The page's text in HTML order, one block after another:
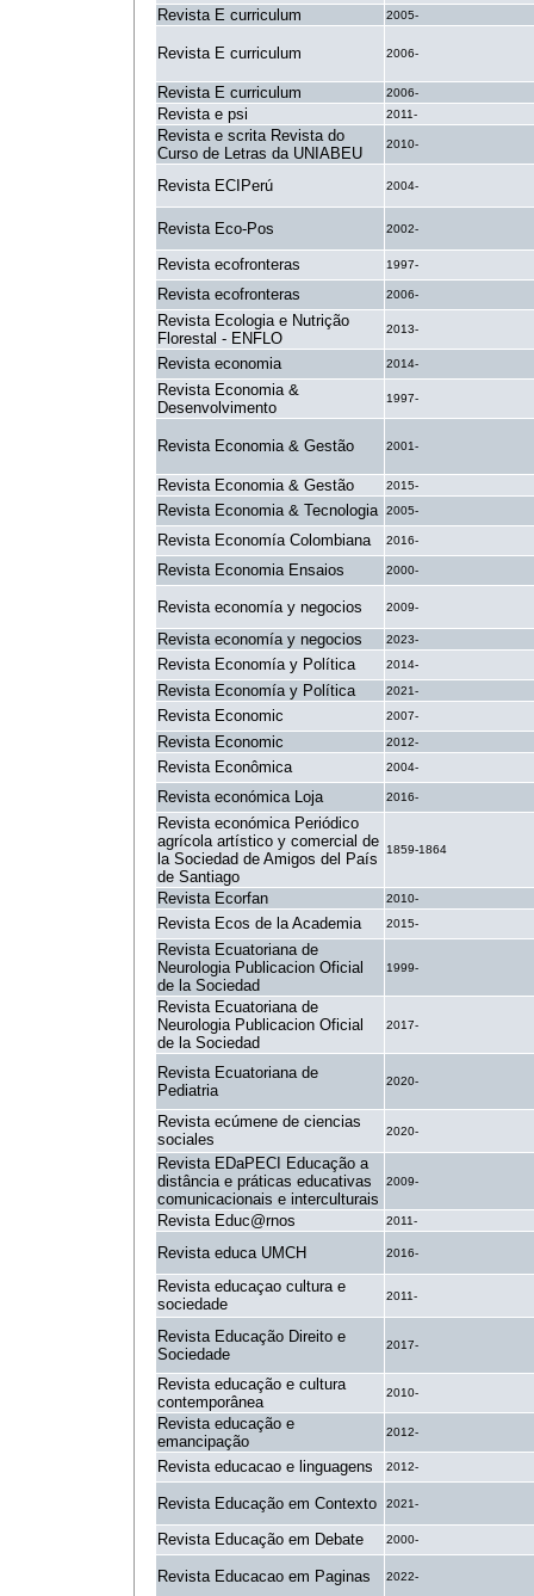
Revista E curriculum 2005-
Revista E curriculum 2006-
Revista E curriculum 2006-
Revista e psi 2011-
Revista e scrita Revista do
Curso de Letras da UNIABEU
2010-
Revista ECIPerú 2004-
Revista Eco-Pos 2002-
Revista ecofronteras 1997-
Revista ecofronteras 2006-
Revista Ecologia e Nutrição
Florestal - ENFLO
2013-
Revista economia 2014-
Revista Economia &
Desenvolvimento
1997-
Revista Economia & Gestão 2001-
Revista Economia & Gestão 2015-
Revista Economia & Tecnologia 2005-
Revista Economía Colombiana 2016-
Revista Economia Ensaios 2000-
Revista economía y negocios 2009-
Revista economía y negocios 2023-
Revista Economía y Política 2014-
Revista Economía y Política 2021-
Revista Economic 2007-
Revista Economic 2012-
Revista Econômica 2004-
Revista económica Loja 2016-
Revista económica Periódico
agrícola artístico y comercial de
la Sociedad de Amigos del País
de Santiago
1859-1864
Revista Ecorfan 2010-
Revista Ecos de la Academia 2015-
Revista Ecuatoriana de
Neurologia Publicacion Oficial
de la Sociedad
1999-
Revista Ecuatoriana de
Neurologia Publicacion Oficial
de la Sociedad
2017-
Revista Ecuatoriana de
Pediatria
2020-
Revista ecúmene de ciencias
sociales
2020-
Revista EDaPECI Educação a
distância e práticas educativas
comunicacionais e interculturais
2009-
Revista Educ@rnos 2011-
Revista educa UMCH 2016-
Revista educaçao cultura e
sociedade
2011-
Revista Educação Direito e
Sociedade
2017-
Revista educação e cultura
contemporânea
2010-
Revista educação e
emancipação
2012-
Revista educacao e linguagens 2012-
Revista Educação em Contexto 2021-
Revista Educação em Debate 2000-
Revista Educacao em Paginas 2022-